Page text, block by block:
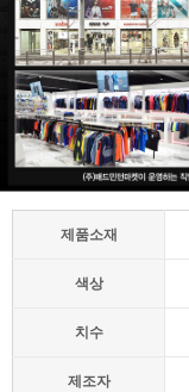
제품소재
색상
치수
제조자